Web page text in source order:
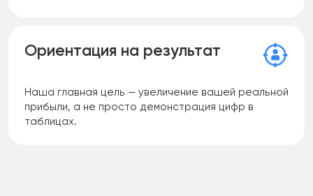
Ориентация на результат
Наша главная цель — увеличение вашей реальной
прибыли, а не просто демонстрация цифр в
таблицах.